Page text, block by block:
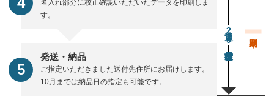
名入れ部分に校正確認いただいたデータを印刷しま
す。
発送・納品
ご指定いただきました送付先住所にお届けします。
10月までは納品日の指定も可能です。
通常29営業日後出荷